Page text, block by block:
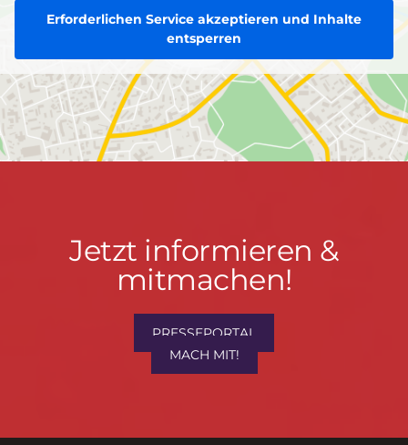
Erforderlichen Service akzeptieren und Inhalte
entsperren
Jetzt
informieren
mitmachen!
Jetzt informieren &
mitmachen!
PRESSEPORTAL
MACH MIT!